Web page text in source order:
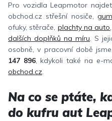
Pro vozidla Leapmotor
obchod.cz střešní nosiče,
ofuky, stěrače, plachty na auto
dalších doplňků na míru. S
osobně, v pracovní době
147 896, kdykoli také na e-
obchod.cz.
Na co se ptáte,
do kufru aut